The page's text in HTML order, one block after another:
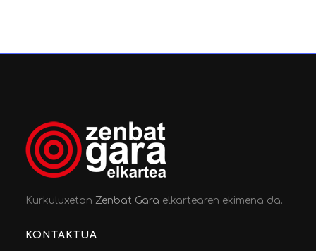
KurkuluxetanZenbat Gara elkartearen ekimena da.
KONTAKTUA